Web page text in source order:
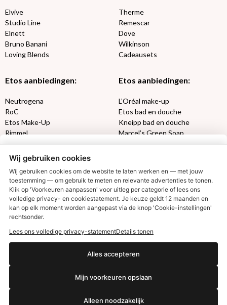
Elvive
Studio Line
Elnett
Bruno Banani
Loving Blends
Therme
Remescar
Dove
Wilkinson
Cadeausets
Etos aanbiedingen:
Neutrogena
RoC
Etos Make-Up
Rimmel
Max Factor
Etos aanbiedingen:
L’Oréal make-up
Etos bad en douche
Kneipp bad en douche
Marcel’s Green Soap
Oral-B
Etos aanbiedingen:
Aussie
Gillette
Gezichtsverzorging
Wella
Syoss
DETOXEN
Always
Libresse
Gliss Kur
Etos billendoekjes
VISION SUN
Wij gebruiken cookies
Wij gebruiken cookies om de website te laten werken en — met jouw
toestemming — om gebruik te meten en relevante advertenties te tonen.
Klik op 'Voorkeuren aanpassen' voor uitleg per categorie of lees ons
volledige privacy- en cookiestatement. Je keuze geldt 12 maanden en
kan op elk moment worden aangepast via de knop 'Cookie-instellingen'
rechtsonder.
Lees ons volledige privacy-statementDetails tonen
Alles accepteren
Mijn voorkeuren opslaan
Alleen noodzakelijk
€2,50 korting?
Ja, ik wil korting